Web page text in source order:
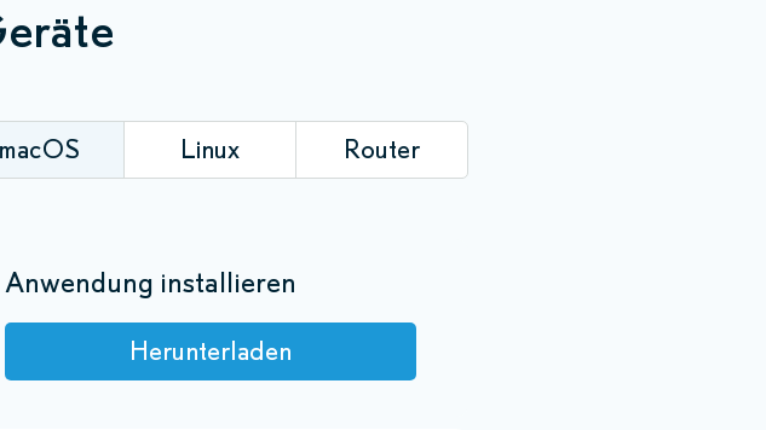
macOS Linux Router
Anwendung installieren
Herunterladen